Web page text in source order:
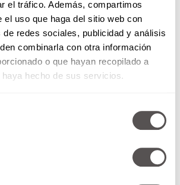
el tráfico. Además, compartimos
el uso que haga del sitio web con
de redes sociales, publicidad y análisis
combinarla con otra información
o que hayan recopilado a
hecho de sus servicios.
recuerda tu nombre y lo usa, te
pequeños detalles o se muestra
tus inquietudes, se convierte